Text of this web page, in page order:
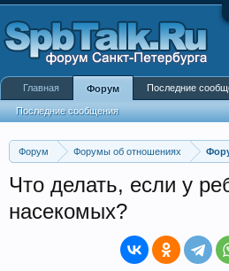
Форум Форумы об отношениях
Что делать, если у
насекомых?
Главная Форум
Последние сообщения
Последние